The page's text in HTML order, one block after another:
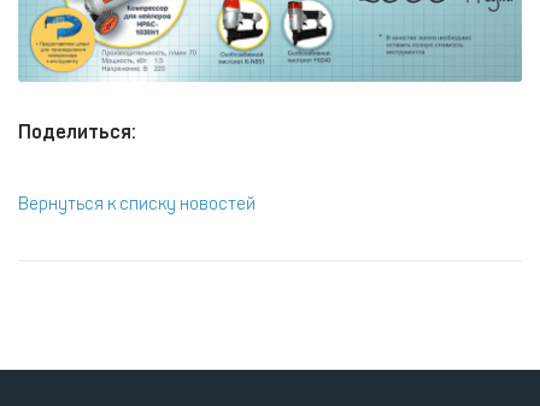
Поделиться:
Вернуться к списку новостей